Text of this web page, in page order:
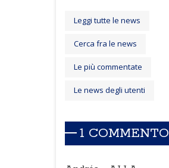
Leggi tutte le news
Cerca fra le news
Le più commentate
Le news degli utenti
1 COMMENTO